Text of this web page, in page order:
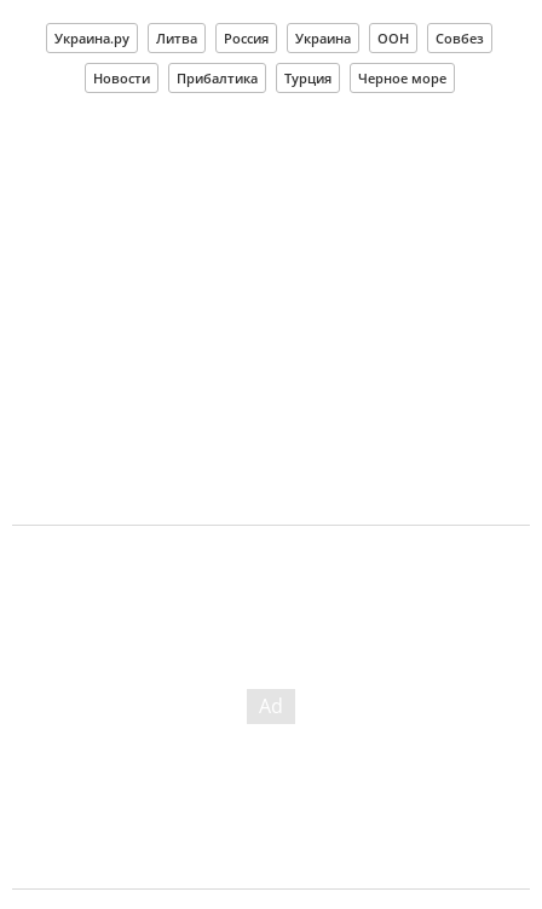
Украина.ру Литва Россия Украина ООН Совбез
Новости Прибалтика Турция Черное море